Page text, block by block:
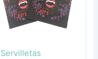
Servilletas